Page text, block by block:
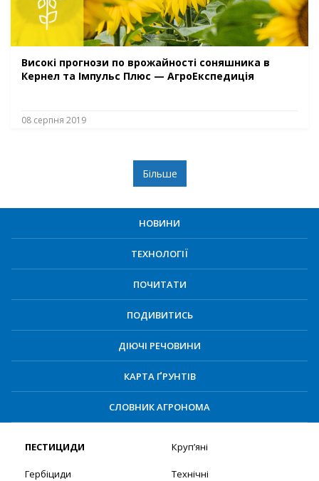
Високі прогнози по врожайності соняшника в
Кернел тa Імпульс Плюс — АгроЕкспедиція
08 серпня 2019
Більше
НОВИНИ
ТЕХНОЛОГІЇ
ПОЧИТАТИ
ПОДИВИТИСЬ
ДІЮЧІ РЕЧОВИНИ
КАРТА ҐРУНТІВ
СЛОВНИК АГРОНОМА
ПЕСТИЦИДИ
Гербіциди
Круп’яні
Технічні